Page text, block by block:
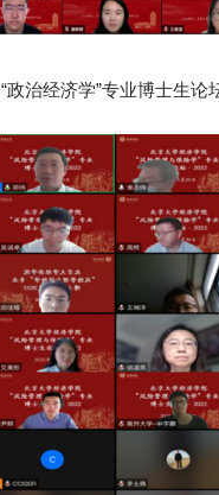
“政治经济学”专业博士生论